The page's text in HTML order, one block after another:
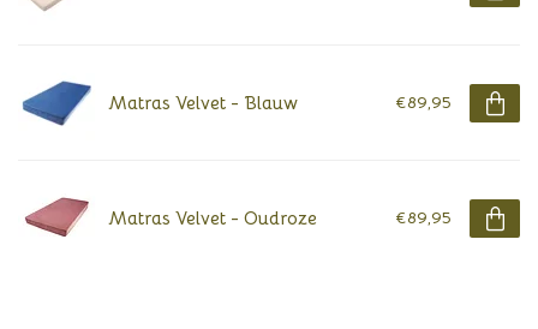
Matras Velvet - Blauw €89,95
Matras Velvet - Oudroze €89,95